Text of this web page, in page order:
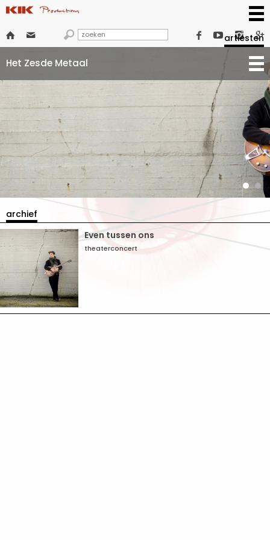
      
artiesten
Het Zesde Metaal
archief
Even tussen ons
theaterconcert